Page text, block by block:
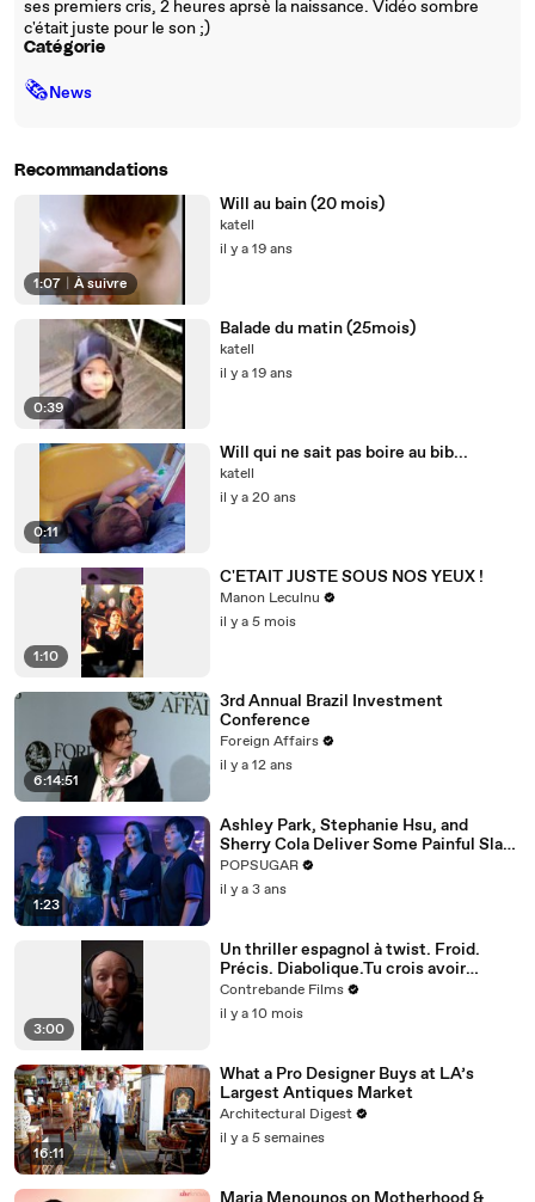
ses premiers cris, 2 heures aprsè la naissance. Vidéo sombre
c'était juste pour le son ;)
Catégorie
🗞News
Recommandations
1:07 À suivre
Will au bain (20 mois)
katell
il y a 19 ans
0:39
Balade du matin (25mois)
katell
il y a 19 ans
0:11
Will qui ne sait pas boire au bib...
katell
il y a 20 ans
1:10
C'ETAIT JUSTE SOUS NOS YEUX !
Manon Leculnu
il y a 5 mois
6:14:51
3rd Annual Brazil Investment
Conference
Foreign Affairs
il y a 12 ans
1:23
Ashley Park, Stephanie Hsu, and
Sherry Cola Deliver Some Painful Slaps
in Hilarious "Joy Ride" Clip
POPSUGAR
il y a 3 ans
3:00
Un thriller espagnol à twist. Froid.
Précis. Diabolique.Tu crois avoir
compris ? Attends la dernière scène.
Contrebande Films
il y a 10 mois
16:11
What a Pro Designer Buys at LA’s
Largest Antiques Market
Architectural Digest
il y a 5 semaines